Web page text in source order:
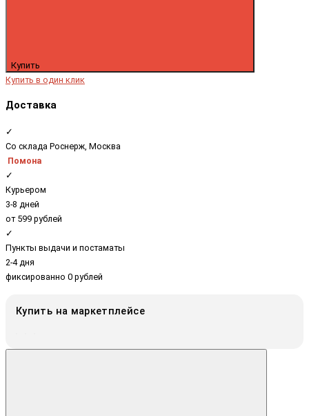
Купить
Купить в один клик
Доставка
✓
Со склада Роснерж, Москва
Помона
✓
Курьером
3-8 дней
от 599 рублей
✓
Пункты выдачи и постаматы
2-4 дня
фиксированно 0 рублей
Купить на маркетплейсе